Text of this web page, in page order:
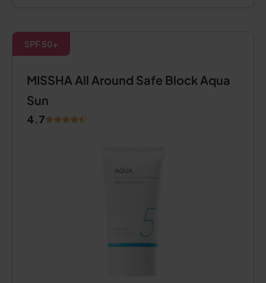
SPF 50+
MISSHA All Around Safe Block Aqua
Sun
4.7